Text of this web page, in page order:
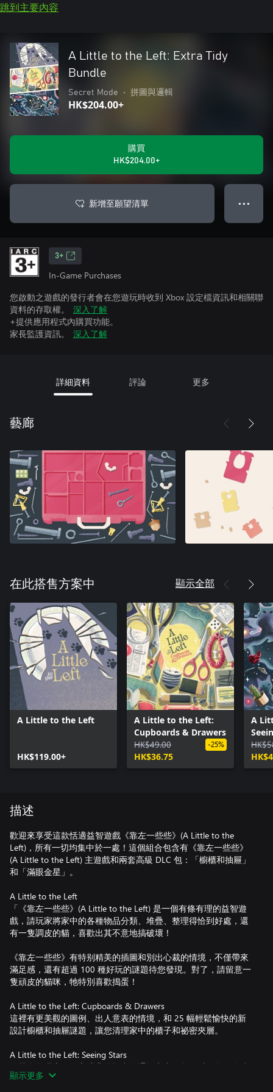
跳到主要內容
A Little to the Left: Extra Tidy
Bundle
Secret Mode • 拼圖與邏輯
HK$204.00+
購買
HK$204.00+
新增至願望清單 ● ● ●
3+
In-Game Purchases
您啟動之遊戲的發行者會在您遊玩時收到 Xbox 設定檔資訊和相關聯
資料的存取權。
深入了解
+提供應用程式內購買功能。
家長監護資訊。
深入了解
詳細資料 評論 更多
藝廊
在此搭售方案中 顯示全部
A Little to the Left
HK$119.00+
A Little to the Left:
Cupboards & Drawers
HK$49.00
HK$36.75
-25%
A
描述
歡迎來享受這款恬適益智遊戲《靠左一些些》(A Little to the
Left)，所有一切均集中於一處！這個組合包含有《靠左一些些》
(A Little to the Left) 主遊戲和兩套高級 DLC 包：「櫥櫃和抽屜」
和「滿眼金星」。
A Little to the Left
「《靠左一些些》(A Little to the Left) 是一個有條有理的益智遊
戲，請玩家將家中的各種物品分類、堆疊、整理得恰到好處，還
有一隻調皮的貓，喜歡出其不意地搞破壞！
《靠左一些些》有特别精美的插圖和別出心裁的情境，不僅帶來
滿足感，還有超過 100 種好玩的謎題待您發現。對了，請留意一
隻頑皮的貓咪，牠特別喜歡搗蛋！
A Little to the Left: Cupboards & Drawers
這裡有更美觀的圖例、出人意表的情境，和 25 幅輕鬆愉快的新
設計櫥櫃和抽屜謎題，讓您清理家中的櫃子和祕密夾層。
A Little to the Left: Seeing Stars
從眾多整理房屋的方式背後悟出的邏輯之中，您可以收集到多達
100 顆星星。遊戲中能夠摺疊、翻轉、捏壓、結合、黏貼、彈
顯示更多